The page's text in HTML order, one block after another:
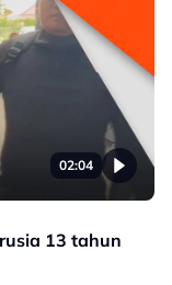
02:04
13 tahun